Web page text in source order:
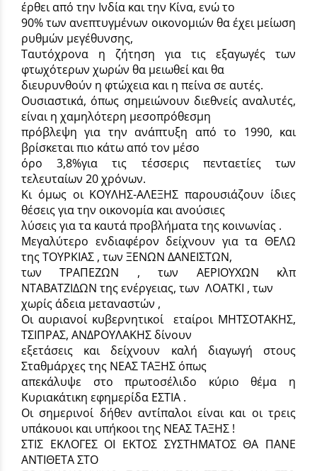
έρθει από την Ινδία και την Κίνα, ενώ το
90% των ανεπτυγμένων οικονομιών θα έχει μείωση
ρυθμών μεγέθυνσης,
Ταυτόχρονα η ζήτηση για τις εξαγωγές των
φτωχότερων χωρών θα μειωθεί και θα
διευρυνθούν η φτώχεια και η πείνα σε αυτές.
Ουσιαστικά, όπως σημειώνουν διεθνείς αναλυτές,
είναι η χαμηλότερη μεσοπρόθεσμη
πρόβλεψη για την ανάπτυξη από το 1990, και
βρίσκεται πιο κάτω από τον μέσο
όρο 3,8%για τις τέσσερις πενταετίες των
τελευταίων 20 χρόνων.
Κι όμως οι ΚΟΥΛΗΣ-ΑΛΕΞΗΣ παρουσιάζουν ίδιες
θέσεις για την οικονομία και ανούσιες
λύσεις για τα καυτά προβλήματα της κοινωνίας .
Μεγαλύτερο ενδιαφέρον δείχνουν για τα ΘΕΛΩ
της ΤΟΥΡΚΙΑΣ , των ΞΕΝΩΝ ΔΑΝΕΙΣΤΩΝ,
των ΤΡΑΠΕΖΩΝ , των ΑΕΡΙΟΥΧΩΝ κλπ
ΝΤΑΒΑΤΖΙΔΩΝ της ενέργειας, των ΛΟΑΤΚΙ , των
χωρίς άδεια μεταναστών ,
Οι αυριανοί κυβερνητικοί εταίροι ΜΗΤΣΟΤΑΚΗΣ,
ΤΣΙΠΡΑΣ, ΑΝΔΡΟΥΛΑΚΗΣ δίνουν
εξετάσεις και δείχνουν καλή διαγωγή στους
Σταθμάρχες της ΝΕΑΣ ΤΑΞΗΣ όπως
απεκάλυψε στο πρωτοσέλιδο κύριο θέμα η
Κυριακάτικη εφημερίδα ΕΣΤΙΑ .
Οι σημερινοί δήθεν αντίπαλοι είναι και οι τρεις
υπάκουοι και υπήκοοι της ΝΕΑΣ ΤΑΞΗΣ !
ΣΤΙΣ ΕΚΛΟΓΕΣ ΟΙ ΕΚΤΟΣ ΣΥΣΤΗΜΑΤΟΣ ΘΑ ΠΑΝΕ
ΑΝΤΙΘΕΤΑ ΣΤΟ